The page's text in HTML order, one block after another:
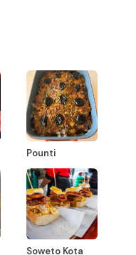
Pounti
Soweto Kota